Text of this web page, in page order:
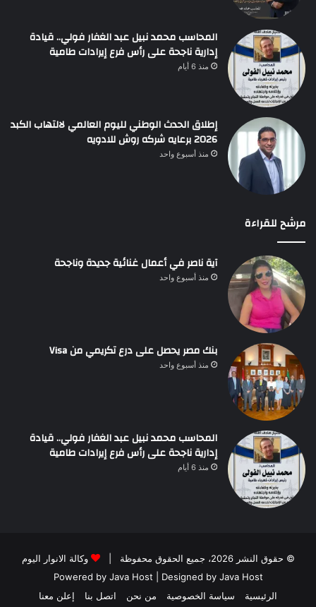
المحاسب محمد نبيل عبد الغفار فولي.. قيادة
إدارية ناجحة على رأس فرع إيرادات طامية
منذ 6 أيام
إطلاق الحدث الوطني لليوم العالمي لالتهاب الكبد
2026 برعايه شركه روش للادويه
منذ أسبوع واحد
مرشح للقراءة
آية ناصر في أعمال غنائية جديدة وناجحة
منذ أسبوع واحد
بنك مصر يحصل على درع تكريمي من Visa
منذ أسبوع واحد
المحاسب محمد نبيل عبد الغفار فولي.. قيادة
إدارية ناجحة على رأس فرع إيرادات طامية
منذ 6 أيام
© حقوق النشر 2026، جميع الحقوق محفوظة |
وكالة الانوار اليوم
Powered by Java Host | Designed by Java Host
الرئيسية
سياسة الخصوصية من نحن اتصل بنا إعلن معنا